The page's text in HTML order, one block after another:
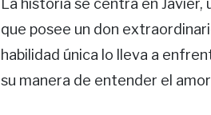
La historia se centra en Javier,
que posee un don
habilidad única lo lleva a
su manera de entender el